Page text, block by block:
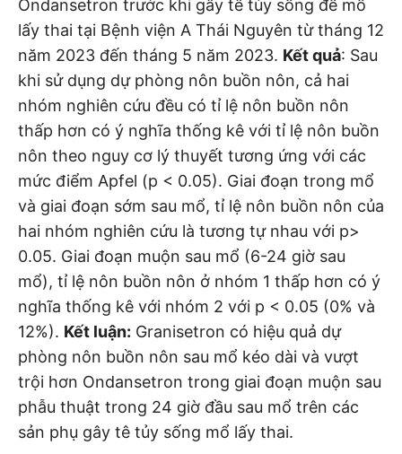
Ondansetron trước khi gây tê tủy sống để mổ
lấy thai tại Bệnh viện A Thái Nguyên từ tháng 12
năm 2023 đến tháng 5 năm 2023. Kết quả: Sau
khi sử dụng dự phòng nôn buồn nôn, cả hai
nhóm nghiên cứu đều có tỉ lệ nôn buồn nôn
thấp hơn có ý nghĩa thống kê với tỉ lệ nôn buồn
nôn theo nguy cơ lý thuyết tương ứng với các
mức điểm Apfel (p < 0.05). Giai đoạn trong mổ
và giai đoạn sớm sau mổ, tỉ lệ nôn buồn nôn của
hai nhóm nghiên cứu là tương tự nhau với p>
0.05. Giai đoạn muộn sau mổ (6-24 giờ sau
mổ), tỉ lệ nôn buồn nôn ở nhóm 1 thấp hơn có ý
nghĩa thống kê với nhóm 2 với p < 0.05 (0% và
12%). Kết luận: Granisetron có hiệu quả dự
phòng nôn buồn nôn sau mổ kéo dài và vượt
trội hơn Ondansetron trong giai đoạn muộn sau
phẫu thuật trong 24 giờ đầu sau mổ trên các
sản phụ gây tê tủy sống mổ lấy thai.